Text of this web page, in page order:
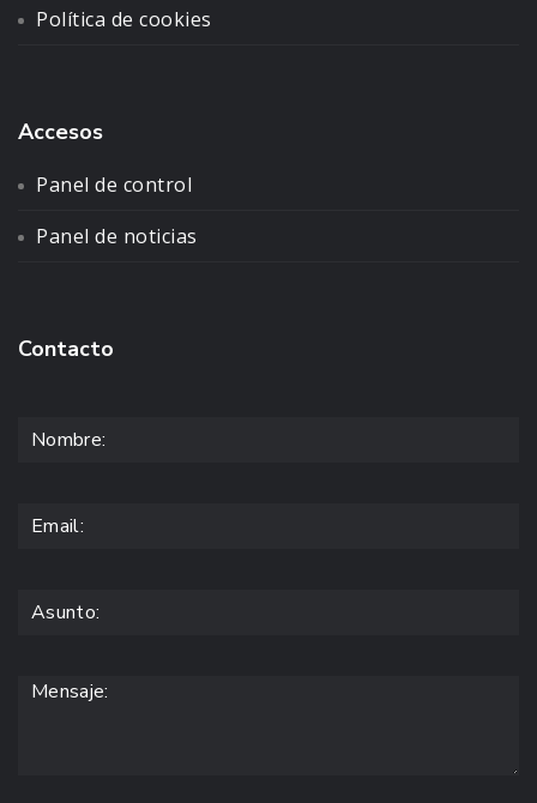
Política de cookies
Accesos
Panel de control
Panel de noticias
Contacto